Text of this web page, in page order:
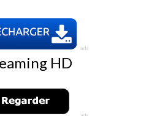
HD